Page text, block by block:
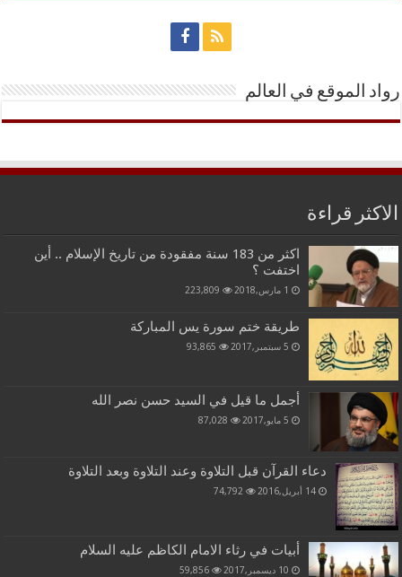
رواد الموقع في العالم
الاكثر قراءة
اكثر من 183 سنة مفقودة من تاريخ الإسلام .. أين
اختفت ؟
1 مارس,2018 223,809
طريقة ختم سورة يس المباركة
5 سبتمبر,2017 93,865
أجمل ما قيل في السيد حسن نصر الله
5 مايو,2017 87,028
دعاء القرآن قبل التلاوة وعند التلاوة وبعد التلاوة
14 أبريل,2016 74,792
أبيات في رثاء الامام الكاظم عليه السلام
10 ديسمبر,2017 59,856